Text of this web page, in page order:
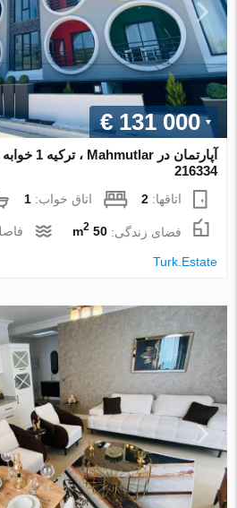
€ 131 000
216334
اتاقها:2 اتاق خواب:1
فضای زندگی:50 m
2
Turk.Estate